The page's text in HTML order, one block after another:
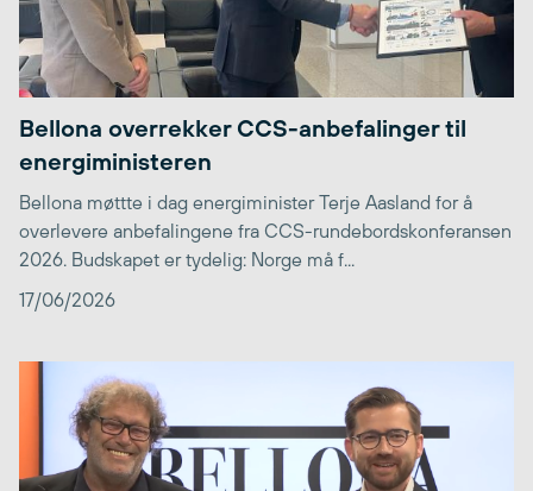
Bellona overrekker CCS-anbefalinger til
energiministeren
Bellona møttte i dag energiminister Terje Aasland for å
overlevere anbefalingene fra CCS-rundebordskonferansen
2026. Budskapet er tydelig: Norge må f...
17/06/2026